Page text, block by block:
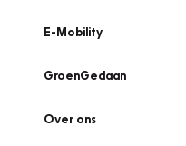
E-Mobility
GroenGedaan
Over ons